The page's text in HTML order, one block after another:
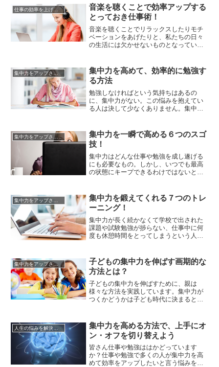
るほどしか使っていません。それだけ私
たちは、脳細胞を使わずにいるわけです
が、残りの約90％を使うことは不可能で
も、脳を毎日どんどん使...
仕事の効率を上げる方法
音楽を聴くことで効率アップする
とっておき仕事術！
音楽を聴くことでリラックスしたりモチ
ベーションをあげたりと、私たちの日々
の生活には欠かせないものとなっていま
もあるとわかりBGMを流しながら仕事の
効率を上げている会社も増えています。
さらに音楽には、ストレスを解消する効
果や心臓が強くなる効果が実証さ...
集中力をアップさせる方法
集中力を高めて、効率的に勉強す
る方法
勉強しなければという気持ちはあるの
に、集中力がない。この悩みを抱えてい
る人は決して少なくありません。集中し
いでしょうか。しかし、集中力があるか
どうかは、生まれつきのものではありま
せん。訓練したり環境を整えたりするこ
とで誰でも集中力を高めることは可能...
集中力をアップさせる方法
集中力を一瞬で高める６つのスゴ
技！
集中力はどんな仕事や勉強を成し遂げる
にも必要なもの。しかし、いつでも最高
の状態にキープできるわけではないとい
頭しているときに集中力が薄れてくるの
を感じることはよくありますよね。「そ
んな停滞期にあってもきちんと仕事や勉
強をこなせるよう、集中力を回復す...
集中力をアップさせる方法
集中力を鍛えてくれる７つのトレ
ーニング！
集中力が長く続かなくて学校で出された
課題や試験勉強が捗らない、仕事中に何
度も休憩時間をとってしまうという人は
左右されやすいものです。とくに週の始
めにエンジンがかからないと感じている
人も多いのではないでしょうか。そん
な、外的要因や自分の元々の性格によ...
集中力をアップさせる方法
子どもの集中力を伸ばす画期的な
方法とは？
子どもの集中力を伸ばすために、親は
様々な方法を実践しています。集中力が
つくかどうかは子ども時代に決まるとい
中力を伸ばすことが出来た場合は、その
子は一生勉強にも就職にも仕事にも困ら
ずに人生に多々ある苦難を乗り越えるこ
とが出来るでしょう。しかしどんなに...
人生の悩みを解決する方法
集中力を高める方法で、上手にオ
ン・オフを切り替えよう
皆さん仕事や勉強ははかどっています
か？仕事や勉強で多くの人が集中力を高
めて効率をアップしたいと言う悩みを持